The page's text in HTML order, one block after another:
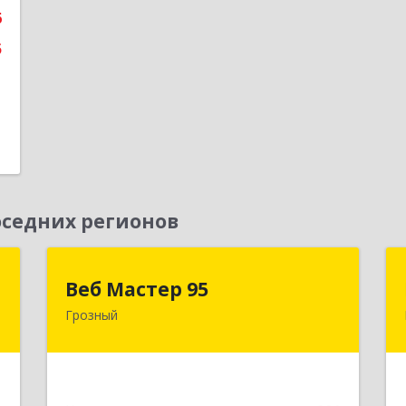
регионов
Веб Мастер 95
Грозный364050, Чеченская Респ, Грозный г,